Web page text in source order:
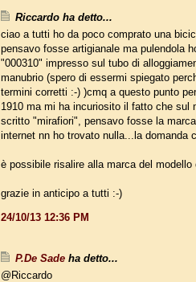
Riccardo ha detto...
ciao a tutti ho da poco comprato una
pensavo fosse artigianale ma pulendola
"000310" impresso sul tubo di
manubrio (spero di essermi spiegato
termini corretti :-) )cmq a questo punto
1910 ma mi ha incuriosito il fatto che sul
scritto "mirafiori", pensavo fosse la
internet nn ho trovato nulla...la domanda
è possibile risalire alla marca del modello
grazie in anticipo a tutti :-)
24/10/13 12:36 PM
P.De Sade ha detto...
@Riccardo